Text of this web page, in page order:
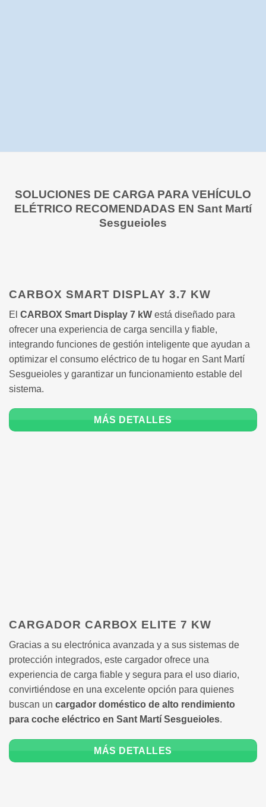
SOLUCIONES DE CARGA PARA VEHÍCULO
ELÉTRICO RECOMENDADAS EN Sant Martí
Sesgueioles
CARBOX SMART DISPLAY 3.7 KW
El CARBOX Smart Display 7 kW está diseñado para
ofrecer una experiencia de carga sencilla y fiable,
integrando funciones de gestión inteligente que ayudan a
optimizar el consumo eléctrico de tu hogar en Sant Martí
Sesgueioles y garantizar un funcionamiento estable del
sistema.
MÁS DETALLES
CARGADOR CARBOX ELITE 7 KW
Gracias a su electrónica avanzada y a sus sistemas de
protección integrados, este cargador ofrece una
experiencia de carga fiable y segura para el uso diario,
convirtiéndose en una excelente opción para quienes
buscan un cargador doméstico de alto rendimiento
para coche eléctrico en Sant Martí Sesgueioles.
MÁS DETALLES